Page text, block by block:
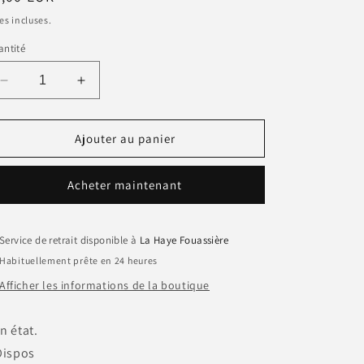
incluses.
Réduire
la
quantité
Assiette
Luneville
RACHEL
Augmenter
la
quantité
de
Assiette
K&amp;G
Luneville
RACHEL
Ajouter au panier
Acheter maintenant
Service de retrait disponible à La Haye Fouassière
Habituellement prête en 24 heures
Afficher les informations de la boutique
état.